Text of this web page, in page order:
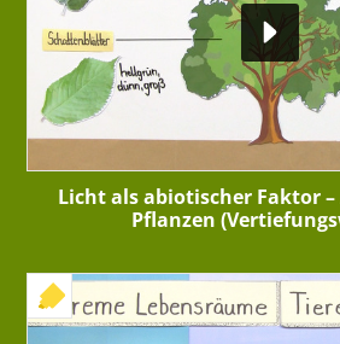
Licht als abiotischer Faktor
Pflanzen
+ INTERAKTIVE ÜBUNG